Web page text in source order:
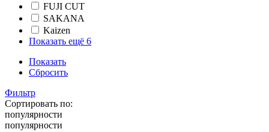
FUJI CUT
SAKANA
Kaizen
Показать ещё 6
Показать
Сбросить
Фильтр
Сортировать по:
популярности
популярности